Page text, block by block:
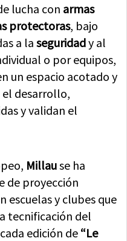
lucha con armas
protectoras, bajo
a laseguridady al
o por equipos,
un espacio acotado y
desarrollo,
y validan el
Millause ha
de proyección
y clubes que
tecnificación del
edición de “Le